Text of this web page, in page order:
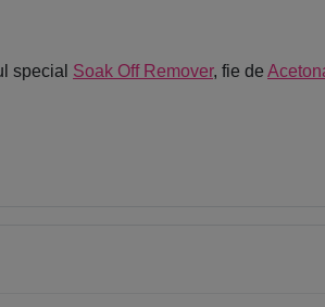
special Soak Off Remover, fie de